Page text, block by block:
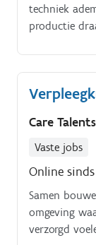
techniek
productie
Care Talents
Vaste jobs
Online
Samen
omgeving
verzorgd